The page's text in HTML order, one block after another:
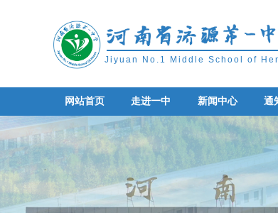
Jiyuan No.1 Middle School of
网站首页
网站首页
走进一中 新闻中心
新闻中心
通
通